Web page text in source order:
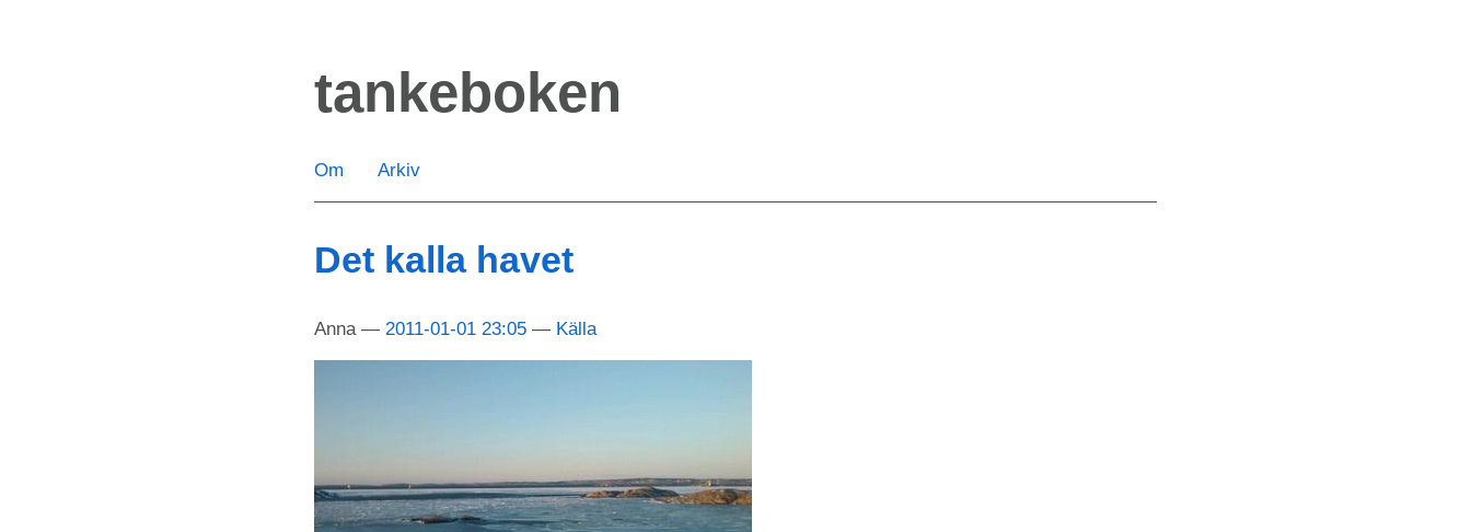
tankeboken
Om Arkiv
Det kalla havet
Anna 2011-01-01 23:05 Källa